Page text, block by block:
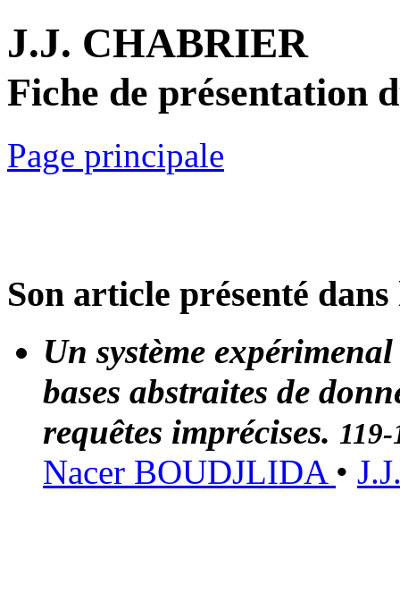
J.J. CHABRIER
Fiche de présentation
Page principale
Son article présenté
Un système
bases abstraites de
requêtes imprécises. 119-
Nacer BOUDJLIDA •